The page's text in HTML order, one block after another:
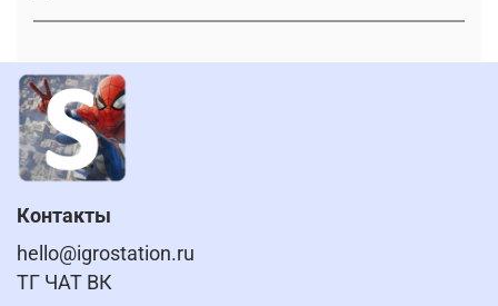
Контакты
hello@igrostation.ru
ТГ ЧАТ ВК